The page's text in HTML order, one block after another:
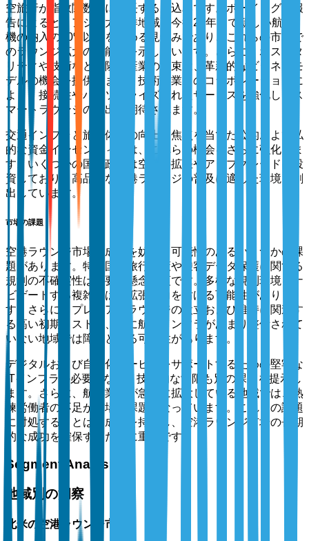
空旅行が指数関数的に成長する見込みです。ボーイングの報
告によると、アジア太平洋地域は今後20年間で新しい航空
機の納入の40%以上を占める見込みであり、これらの市場で
のラウンジ拡大の可能性を示しています。さらに、ホスピタ
リティや技術などの隣接産業の収束は、革新的なビジネスモ
デルの機会を提供します。技術企業とのコラボレーションに
より、接続性やパーソナライズされたサービスを強化したス
マートラウンジの創出が期待されます。
交通インフラと旅行体験の向上に焦点を当てた公的および私
的な資金インセンティブは、これらの機会をさらに強化しま
す。いくつかの国の政府は空港の拡張やアップグレードに投
資しており、高品質な空港ラウンジの普及に適した環境を創
出しています。
市場の課題
空港ラウンジ市場の成長を妨げる可能性のあるいくつかの課
題があります。特に国際旅行政策や乗客データ保護に関する
規制の不確実性は重要な懸念事項です。多様な規制環境をナ
ビゲートする複雑さは、拡張努力を妨げる可能性がありま
す。さらに、プレミアムラウンジの設立および維持に関連す
る高い初期コストは、特に航空インフラがあまり整備されて
いない地域では障壁となる可能性があります。
デジタルおよび自動化サービスをサポートするための堅牢な
ITインフラの必要性など、技術的な制限も別の課題を提示し
ます。さらに、航空業界が急速に拡大している地域では、熟
練労働者の不足が市場の課題となっています。これらの課題
に対処することは、成長を持続し、空港ラウンジ市場の長期
的な成功を確保するために重要です。
Segment Analysis
地域別の洞察
北米の空港ラウンジ市場